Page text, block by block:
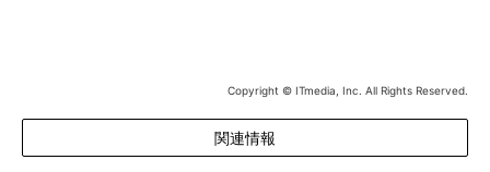
Copyright © ITmedia, Inc. All Rights Reserved.
関連情報